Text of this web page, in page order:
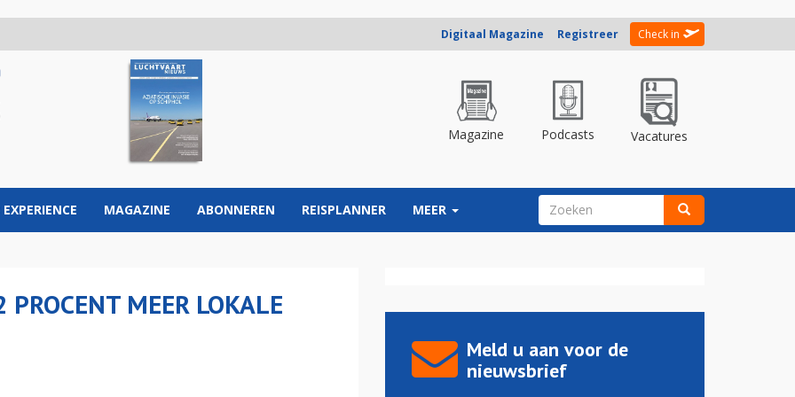
Digitaal Magazine Registreer Check in
Magazine Podcasts Vacatures
EXPERIENCE MAGAZINE ABONNEREN REISPLANNER MEER ZOEKVELD
MEER LOKALE
Meld u aan voor de
nieuwsbrief